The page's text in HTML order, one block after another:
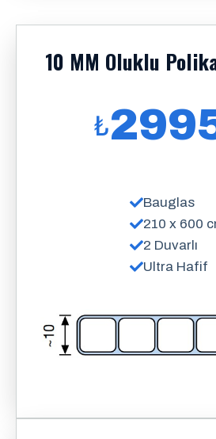
10 MM Oluklu
₺
Bauglas
210 x 600
2 Duvarlı
Ultra Hafif